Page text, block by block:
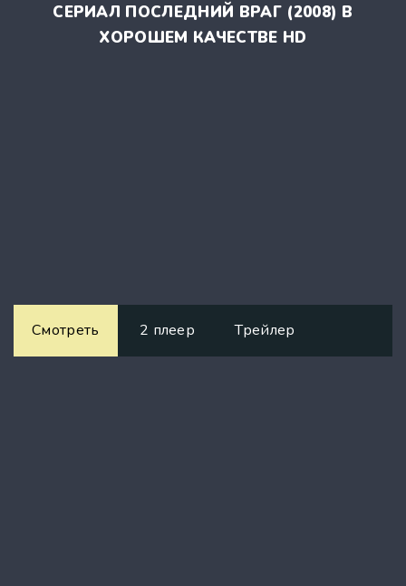
СЕРИАЛ ПОСЛЕДНИЙ ВРАГ (2008) В
ХОРОШЕМ КАЧЕСТВЕ HD
Смотреть 2 плеер Трейлер